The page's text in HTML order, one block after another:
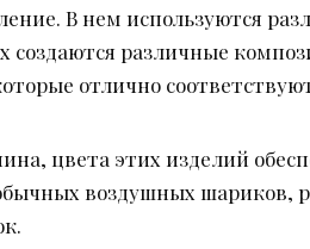
В нем используются
создаются различные
отлично
цвета этих изделий
воздушных шариков,